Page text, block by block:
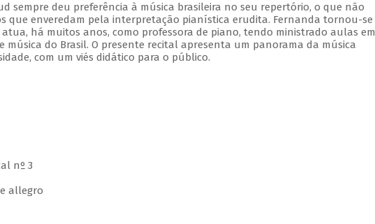
sempre deu preferência à música brasileira no seu repertório, o que não
que enveredam pela interpretação pianística erudita. Fernanda tornou-se
há muitos anos, como professora de piano, tendo ministrado aulas em
música do Brasil. O presente recital apresenta um panorama da música
com um viés didático para o público.
nº 3
allegro